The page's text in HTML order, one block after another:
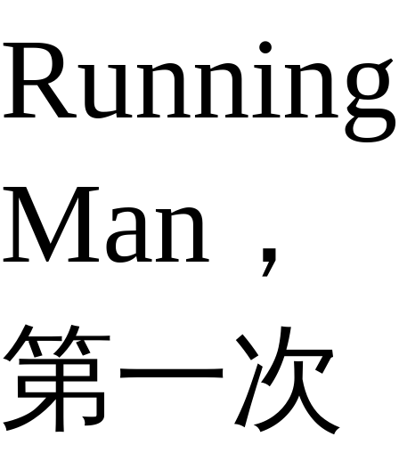
Running
Man，
第一次